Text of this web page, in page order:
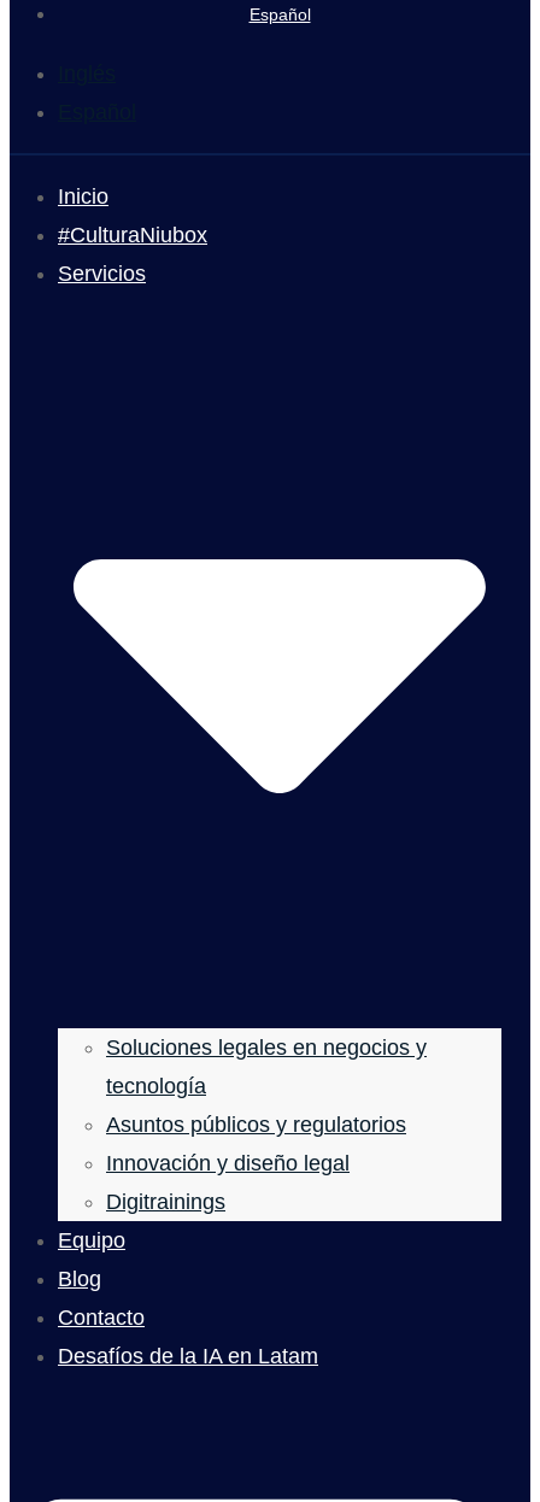
Español
Inicio
#CulturaNiubox
Servicios
Soluciones legales en negocios y
tecnología
Asuntos públicos y regulatorios
Innovación y diseño legal
Digitrainings
Equipo
Blog
Contacto
Desafíos de la IA en Latam